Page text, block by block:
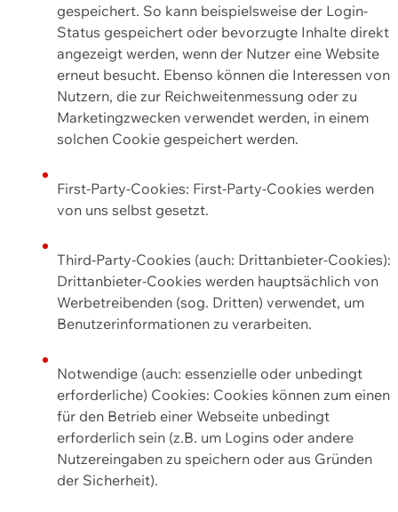
gespeichert. So kann beispielsweise der Login-
Status gespeichert oder bevorzugte Inhalte direkt
angezeigt werden, wenn der Nutzer eine Website
erneut besucht. Ebenso können die Interessen von
Nutzern, die zur Reichweitenmessung oder zu
Marketingzwecken verwendet werden, in einem
solchen Cookie gespeichert werden.
First-Party-Cookies: First-Party-Cookies werden
von uns selbst gesetzt.
Third-Party-Cookies (auch: Drittanbieter-Cookies):
Drittanbieter-Cookies werden hauptsächlich von
Werbetreibenden (sog. Dritten) verwendet, um
Benutzerinformationen zu verarbeiten.
Notwendige (auch: essenzielle oder unbedingt
erforderliche) Cookies: Cookies können zum einen
für den Betrieb einer Webseite unbedingt
erforderlich sein (z.B. um Logins oder andere
Nutzereingaben zu speichern oder aus Gründen
der Sicherheit).